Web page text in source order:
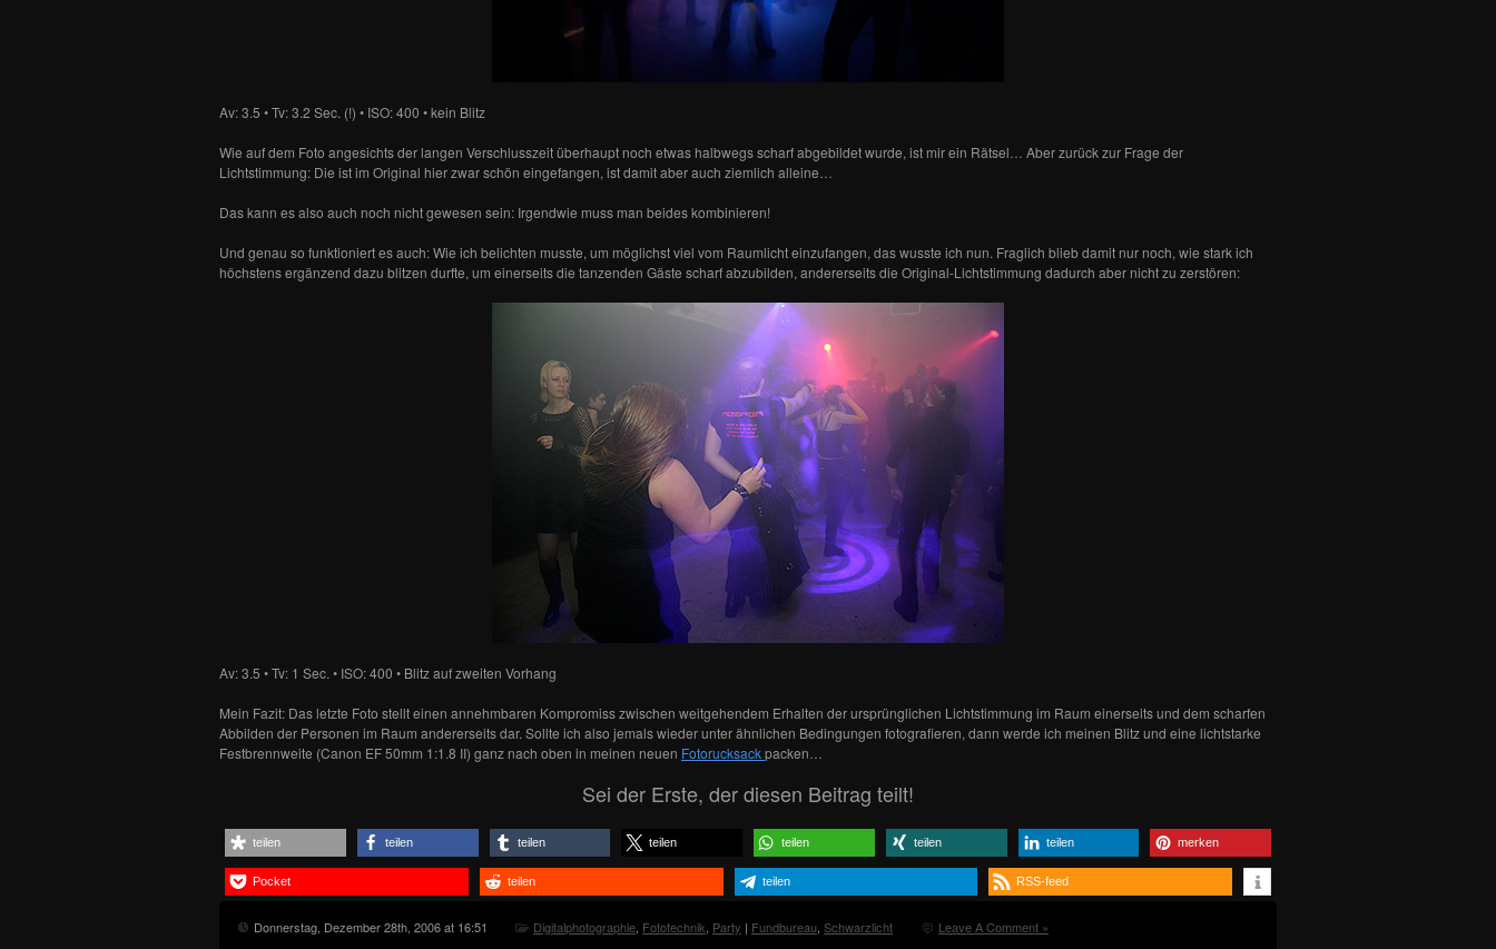
Av: 3.5 • Tv: 3.2 Sec. (!) • ISO: 400 • kein Blitz
Wie auf dem Foto angesichts der langen Verschlusszeit überhaupt noch etwas halbwegs scharf abgebildet wurde, ist mir ein Rätsel… Aber zurück zur Frage der
Lichtstimmung: Die ist im Original hier zwar schön eingefangen, ist damit aber auch ziemlich alleine…
Das kann es also auch noch nicht gewesen sein: Irgendwie muss man beides kombinieren!
Und genau so funktioniert es auch: Wie ich belichten musste, um möglichst viel vom Raumlicht einzufangen, das wusste ich nun. Fraglich blieb damit nur noch, wie stark ich
höchstens ergänzend dazu blitzen durfte, um einerseits die tanzenden Gäste scharf abzubilden, andererseits die Original-Lichtstimmung dadurch aber nicht zu zerstören:
Av: 3.5 • Tv: 1 Sec. • ISO: 400 • Blitz auf zweiten Vorhang
Mein Fazit: Das letzte Foto stellt einen annehmbaren Kompromiss zwischen weitgehendem Erhalten der ursprünglichen Lichtstimmung im Raum einerseits und dem scharfen
Abbilden der Personen im Raum andererseits dar. Sollte ich also jemals wieder unter ähnlichen Bedingungen fotografieren, dann werde ich meinen Blitz und eine lichtstarke
Festbrennweite (Canon EF 50mm 1:1.8 II) ganz nach oben in meinen neuen Fotorucksackpacken…
Sei der Erste, der diesen Beitrag teilt!
teilen teilen teilen teilen teilen teilen teilen merken
Pocket teilen teilen RSS-feed
Donnerstag, Dezember 28th, 2006 at 16:51 Digitalphotographie, Fototechnik, Party | Fundbureau, Schwarzlicht Leave A Comment »